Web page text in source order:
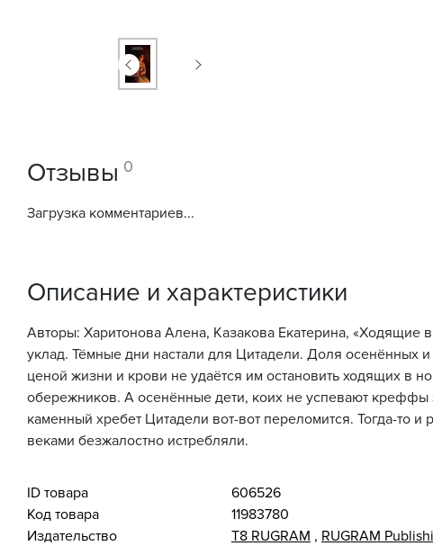
Отзывы 0
Загрузка комментариев...
Описание и характеристики
Авторы: Харитонова Алена, Казакова Екатерина, «Ходящие
уклад. Тёмные дни настали для Цитадели. Доля осенённых
ценой жизни и крови не удаётся им остановить ходящих в
обережников. А осенённые дети, коих не успевают
каменный хребет Цитадели вот-вот переломится. Тогда-то
веками безжалостно истребляли.
ID товара
606526
Код товара
11983780
Издательство
Т8 RUGRAM , RUGRAM